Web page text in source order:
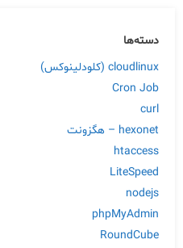
دسته‌ها
cloudlinux (کلودلینوکس)
Cron Job
curl
hexonet – هگزونت
htaccess
LiteSpeed
nodejs
phpMyAdmin
RoundCube